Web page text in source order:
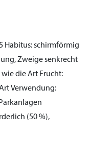
Habitus:schirmförmig
Zweige senkrecht
wie die Art Frucht:
Verwendung:
(50 %),